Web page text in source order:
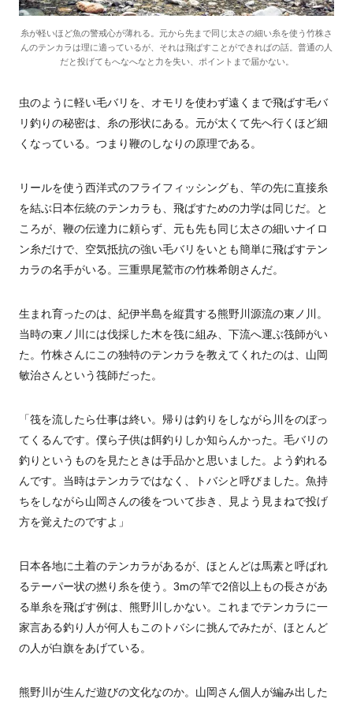
糸が軽いほど魚の警戒心が薄れる。元から先まで同じ太さの細い糸を使う竹株さ
んのテンカラは理に適っているが、それは飛ばすことができればの話。普通の人
だと投げてもへなへなと力を失い、ポイントまで届かない。
虫のように軽い毛バリを、オモリを使わず遠くまで飛ばす毛バ
リ釣りの秘密は、糸の形状にある。元が太くて先へ行くほど細
くなっている。つまり鞭のしなりの原理である。
リールを使う西洋式のフライフィッシングも、竿の先に直接糸
を結ぶ日本伝統のテンカラも、飛ばすための力学は同じだ。と
ころが、鞭の伝達力に頼らず、元も先も同じ太さの細いナイロ
ン糸だけで、空気抵抗の強い毛バリをいとも簡単に飛ばすテン
カラの名手がいる。三重県尾鷲市の竹株希朗さんだ。
生まれ育ったのは、紀伊半島を縦貫する熊野川源流の東ノ川。
当時の東ノ川には伐採した木を筏に組み、下流へ運ぶ筏師がい
た。竹株さんにこの独特のテンカラを教えてくれたのは、山岡
敏治さんという筏師だった。
「筏を流したら仕事は終い。帰りは釣りをしながら川をのぼっ
てくるんです。僕ら子供は餌釣りしか知らんかった。毛バリの
釣りというものを見たときは手品かと思いました。よう釣れる
んです。当時はテンカラではなく、トバシと呼びました。魚持
ちをしながら山岡さんの後をついて歩き、見よう見まねで投げ
方を覚えたのですよ」
日本各地に土着のテンカラがあるが、ほとんどは馬素と呼ばれ
るテーパー状の撚り糸を使う。3mの竿で2倍以上もの長さがあ
る単糸を飛ばす例は、熊野川しかない。これまでテンカラに一
家言ある釣り人が何人もこのトバシに挑んでみたが、ほとんど
の人が白旗をあげている。
熊野川が生んだ遊びの文化なのか。山岡さん個人が編み出した